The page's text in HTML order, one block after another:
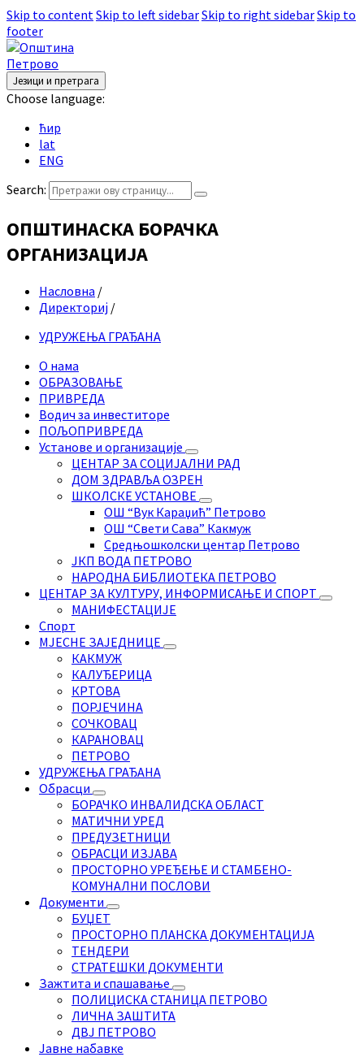
Skip to contentSkip to left sidebarSkip to right sidebarSkip to
footer
Језици и претрага
Choose language:
ћир
lat
ENG
Search:
ОПШТИНАСКА БОРАЧКА
ОРГАНИЗАЦИЈА
Насловна /
Директориј /
УДРУЖЕЊА ГРАЂАНА
О нама
ОБРАЗОВАЊЕ
ПРИВРЕДА
Водич за инвеститоре
ПОЉОПРИВРЕДА
Установе и организације
ЦЕНТАР ЗА СОЦИЈАЛНИ РАД
ДОМ ЗДРАВЉА ОЗРЕН
ШКОЛСКЕ УСТАНОВЕ
ОШ “Вук Караџић” Петрово
ОШ “Свети Сава” Какмуж
Средњошколски центар Петрово
ЈКП ВОДА ПЕТРОВО
НАРОДНА БИБЛИОТЕКА ПЕТРОВО
ЦЕНТАР ЗА КУЛТУРУ, ИНФОРМИСАЊЕ И СПОРТ
МАНИФЕСТАЦИЈЕ
Спорт
МЈЕСНЕ ЗАЈЕДНИЦЕ
КАКМУЖ
КАЛУЂЕРИЦА
КРТОВА
ПОРЈЕЧИНА
СОЧКОВАЦ
КАРАНОВАЦ
ПЕТРОВО
УДРУЖЕЊА ГРАЂАНА
Обрасци
БОРАЧКО ИНВАЛИДСКА ОБЛАСТ
МАТИЧНИ УРЕД
ПРЕДУЗЕТНИЦИ
ОБРАСЦИ ИЗЈАВА
ПРОСТОРНО УРЕЂЕЊЕ И СТАМБЕНО-
КОМУНАЛНИ ПОСЛОВИ
Документи
БУЏЕТ
ПРОСТОРНО ПЛАНСКА ДОКУМЕНТАЦИЈА
ТЕНДЕРИ
СТРАТЕШКИ ДОКУМЕНТИ
Зажтита и спашавање
ПОЛИЦИСКА СТАНИЦА ПЕТРОВО
ЛИЧНА ЗАШТИТА
ДВЈ ПЕТРОВО
Јавне набавке